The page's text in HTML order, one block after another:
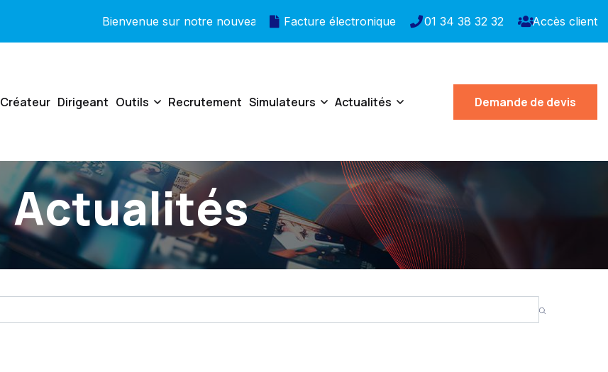
Bienvenue sur notre nouveau site ! Facture électronique 01 34 38 32 32 Accès client
Créateur Dirigeant Outils Recrutement Simulateurs Actualités Demande de devis
Actualités